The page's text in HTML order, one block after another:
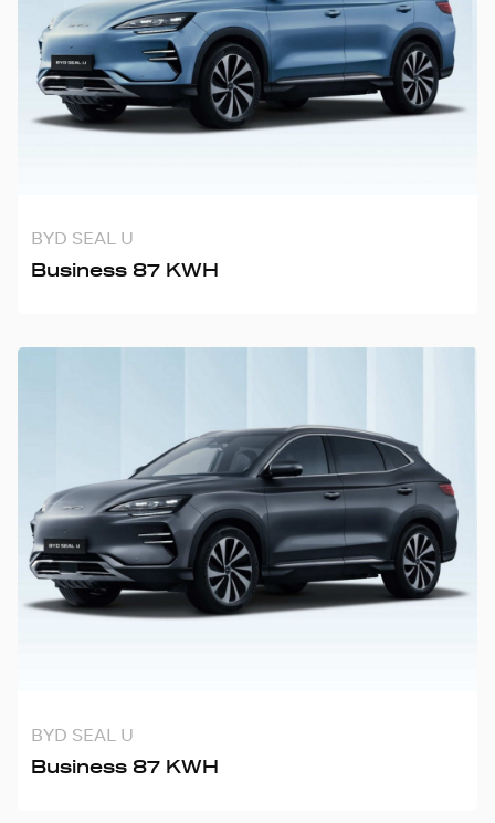
BYD SEAL U
Business 87 KWH
BYD SEAL U
Business 87 KWH